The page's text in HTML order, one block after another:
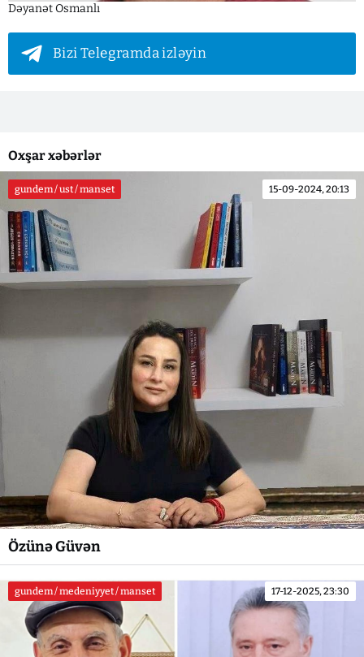
Dəyanət Osmanlı
Bizi Telegramda izləyin
Oxşar xəbərlər
gundem / ust / manset 15-09-2024, 20:13
Özünə Güvən
gundem / medeniyyet / manset 17-12-2025, 23:30